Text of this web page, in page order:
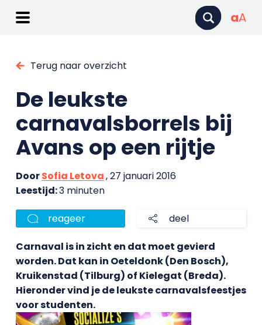
aA
Terug naar overzicht
De leukste
carnavalsborrels bij
Avans op een rijtje
DoorSofia Letova, 27 januari 2016
Leestijd:3 minuten
reageer deel
Carnaval is in zicht en dat moet gevierd
worden. Dat kan in Oeteldonk (Den Bosch),
Kruikenstad (Tilburg) of Kielegat (Breda).
Hieronder vind je de leukste carnavalsfeestjes
voor studenten.